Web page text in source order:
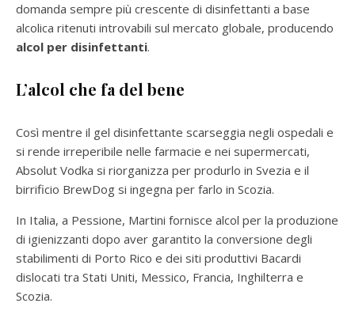
domanda sempre più crescente di disinfettanti a base
alcolica ritenuti introvabili sul mercato globale, producendo
alcol per disinfettanti.
L’alcol che fa del bene
Così mentre il gel disinfettante scarseggia negli ospedali e
si rende irreperibile nelle farmacie e nei supermercati,
Absolut Vodka si riorganizza per produrlo in Svezia e il
birrificio BrewDog si ingegna per farlo in Scozia.
In Italia, a Pessione, Martini fornisce alcol per la produzione
di igienizzanti dopo aver garantito la conversione degli
stabilimenti di Porto Rico e dei siti produttivi Bacardi
dislocati tra Stati Uniti, Messico, Francia, Inghilterra e
Scozia.